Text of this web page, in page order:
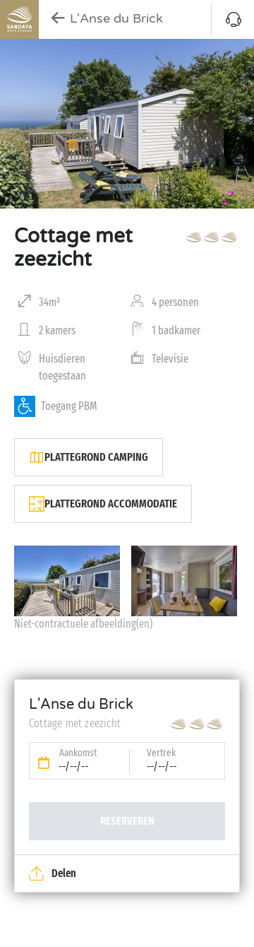
L'Anse du Brick
Cottage met
zeezicht
34m² 4 personen
2 kamers 1 badkamer
Huisdieren
toegestaan
Televisie
Toegang PBM
PLATTEGROND CAMPING
PLATTEGROND ACCOMMODATIE
Niet-contractuele afbeelding(en)
L'Anse du Brick
Cottage met zeezicht
Aankomst
--/--/--
Vertrek
--/--/--
RESERVEREN
Delen